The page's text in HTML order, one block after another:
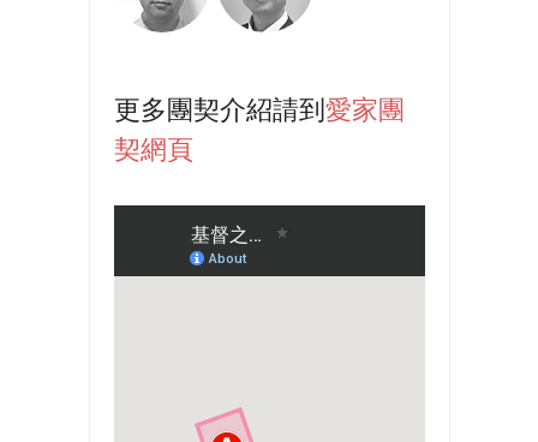
更多團契介紹請到 愛家團
契網頁